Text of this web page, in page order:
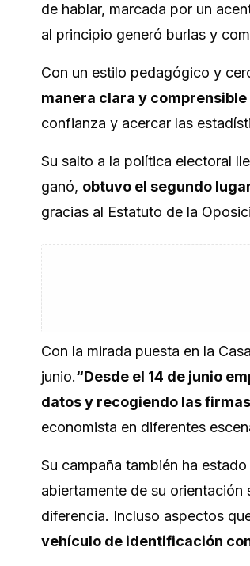
de hablar, marcada por un
al principio generó burlas y
Con un estilo pedagógico y
manera clara y comprensible
confianza y acercar las
Su salto a la política electoral
ganó, obtuvo el segundo
gracias al Estatuto de la
Con la mirada puesta en la
junio.“Desde el 14 de junio
datos y recogiendo las
economista en diferentes
Su campaña también ha
abiertamente de su
diferencia. Incluso aspectos
vehículo de identificación